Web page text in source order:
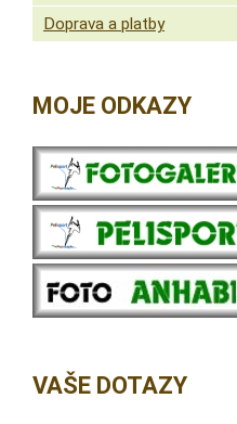
Doprava a platby
MOJE ODKAZY
VAŠE DOTAZY